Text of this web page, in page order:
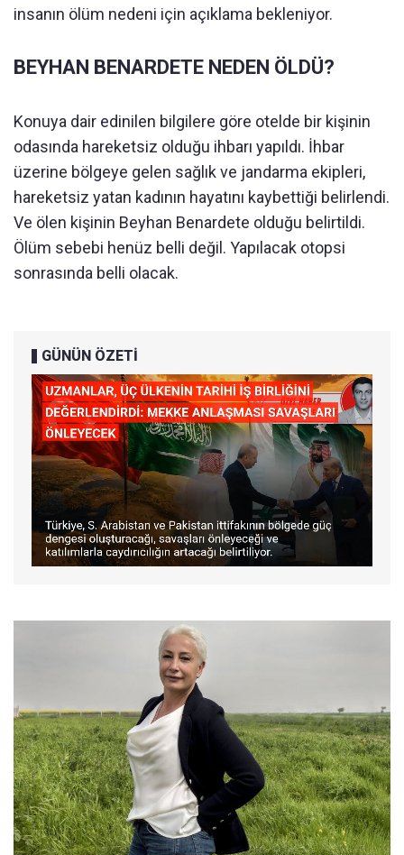
insanın ölüm nedeni için açıklama bekleniyor.
BEYHAN BENARDETE NEDEN ÖLDÜ?
Konuya dair edinilen bilgilere göre otelde bir kişinin
odasında hareketsiz olduğu ihbarı yapıldı. İhbar
üzerine bölgeye gelen sağlık ve jandarma ekipleri,
hareketsiz yatan kadının hayatını kaybettiği belirlendi.
Ve ölen kişinin Beyhan Benardete olduğu belirtildi.
Ölüm sebebi henüz belli değil. Yapılacak otopsi
sonrasında belli olacak.
GÜNÜN ÖZETİ